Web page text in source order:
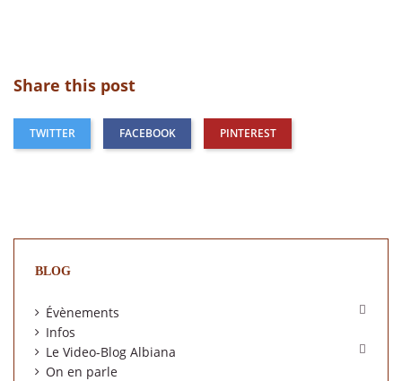
Share this post
TWITTER FACEBOOK PINTEREST
BLOG
Évènements 
Infos
Le Video-Blog Albiana

On en parle